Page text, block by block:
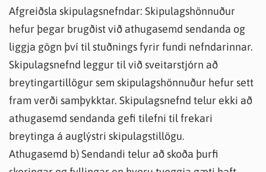
Afgreiðsla skipulagsnefndar: Skipulagshönnuður
hefur þegar brugðist við athugasemd sendanda og
liggja gögn því til stuðnings fyrir fundi nefndarinnar.
Skipulagsnefnd leggur til við sveitarstjórn að
breytingartillögur sem skipulagshönnuður hefur sett
fram verði samþykktar. Skipulagsnefnd telur ekki að
athugasemd sendanda gefi tilefni til frekari
breytinga á auglýstri skipulagstillögu.
Athugasemd b) Sendandi telur að skoða þurfi